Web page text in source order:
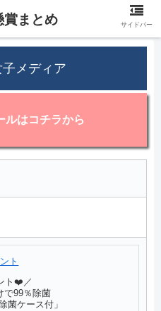
メディア
はコチラから
ト
ト❤️／
で99％除菌
菌ケース付」
まとめ サイドバー